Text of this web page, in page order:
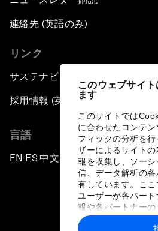
このウェブサイ
ます
このサイトでは
に合わせたコンテ
フィックの分析を
ザーによるサイト
報を収集し、ソー
信、データ解析の
有しています。ここ
ユーザーが各パー
報や各パートナー
に収集された情報
連絡先 (英語のみ)
リンク
サステナビリティへの取り組み
採用情報 (英語のみ)
言語
EN ▪ES▪中文▪ 日本語